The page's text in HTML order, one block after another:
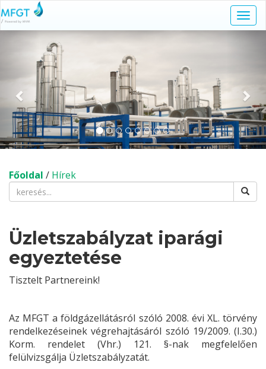
Előző
Főoldal / Hírek
Üzletszabályzat iparági
egyeztetése
Tisztelt Partnereink!
Az MFGT a földgázellátásról szóló 2008. évi XL. törvény
rendelkezéseinek végrehajtásáról szóló 19/2009. (I.30.)
Korm. rendelet (Vhr.) 121. §-nak megfelelően
felülvizsgálja Üzletszabályzatát.